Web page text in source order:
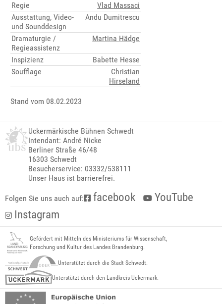
Regie
Vlad Massaci
Ausstattung, Video-
und Sounddesign
Andu Dumitrescu
Dramaturgie /
Regieassistenz
Martina Hädge
Inspizienz
Babette Hesse
Soufflage
Christian
Hirseland
Stand vom 08.02.2023
Uckermärkische Bühnen Schwedt
Intendant: André Nicke
Berliner Straße 46/48
16303 Schwedt
Besucherservice: 03332/538111
Unser Haus ist barrierefrei.
Folgen Sie uns auch auf: facebook
YouTube
Instagram
Gefördert mit Mitteln des Ministeriums für Wissenschaft,
Forschung und Kultur des Landes Brandenburg.
Unterstützt durch die Stadt Schwedt.
Unterstützt durch den Landkreis Uckermark.